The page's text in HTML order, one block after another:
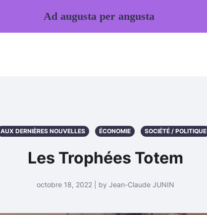
AUX DERNIÈRES NOUVELLES ÉCONOMIE SOCIÉTÉ / POLITIQUE
Les Trophées Totem
octobre 18, 2022 | by Jean-Claude JUNIN
Ad augusta per angusta